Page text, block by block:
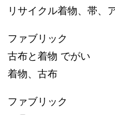
リサイクル着物、帯、
ファブリック
古布と着物 でがい
着物、古布
ファブリック